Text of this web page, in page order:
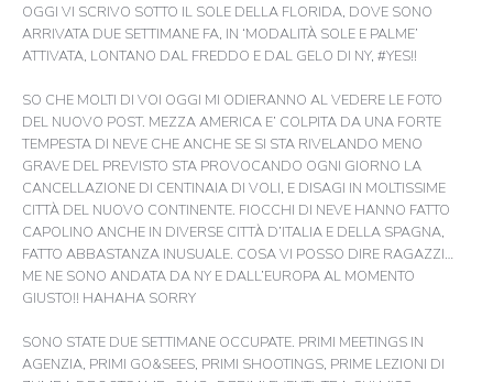
OGGI VI SCRIVO SOTTO IL SOLE DELLA FLORIDA, DOVE SONO
ARRIVATA DUE SETTIMANE FA, IN ‘MODALITÀ SOLE E PALME’
ATTIVATA, LONTANO DAL FREDDO E DAL GELO DI NY, #YES!!
SO CHE MOLTI DI VOI OGGI MI ODIERANNO AL VEDERE LE FOTO
DEL NUOVO POST. MEZZA AMERICA E’ COLPITA DA UNA FORTE
TEMPESTA DI NEVE CHE ANCHE SE SI STA RIVELANDO MENO
GRAVE DEL PREVISTO STA PROVOCANDO OGNI GIORNO LA
CANCELLAZIONE DI CENTINAIA DI VOLI, E DISAGI IN MOLTISSIME
CITTÀ DEL NUOVO CONTINENTE. FIOCCHI DI NEVE HANNO FATTO
CAPOLINO ANCHE IN DIVERSE CITTÀ D’ITALIA E DELLA SPAGNA,
FATTO ABBASTANZA INUSUALE. COSA VI POSSO DIRE RAGAZZI…
ME NE SONO ANDATA DA NY E DALL’EUROPA AL MOMENTO
GIUSTO!! HAHAHA SORRY
SONO STATE DUE SETTIMANE OCCUPATE. PRIMI MEETINGS IN
AGENZIA, PRIMI GO&SEES, PRIMI SHOOTINGS, PRIME LEZIONI DI